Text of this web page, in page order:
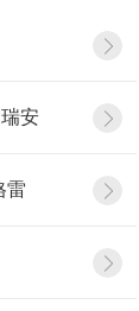
安
雷